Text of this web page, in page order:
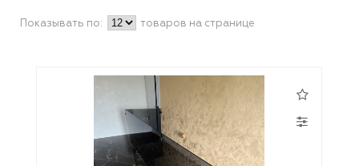
Показывать по: товаров на странице